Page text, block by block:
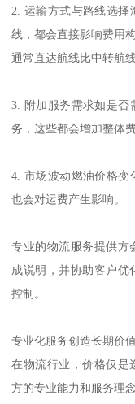
2. 运输方式与路线选择
线，都会直接影响费用构
通常直达航线比中转航
3. 附加服务需求如是否
务，这些都会增加整体费
4. 市场波动燃油价格变
也会对运费产生影响。
专业的物流服务提供方
成说明，并协助客户优
控制。
专业化服务创造长期价值
在物流行业，价格仅是
方的专业能力和服务理念